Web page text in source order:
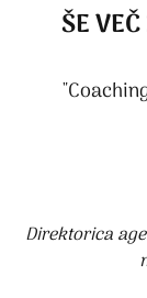
ŠE
Direktorica